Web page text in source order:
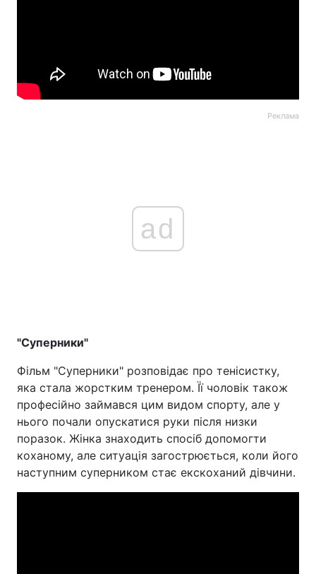
Реклама
ad
"Суперники"
Фільм "Суперники" розповідає про тенісистку,
яка стала жорстким тренером. Її чоловік також
професійно займався цим видом спорту, але у
нього почали опускатися руки після низки
поразок. Жінка знаходить спосіб допомогти
коханому, але ситуація загострюється, коли його
наступним суперником стає екскоханий дівчини.